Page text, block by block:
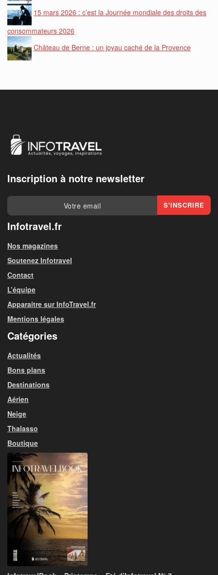
15 mars 2026 : c’est la Journée mondiale des droits des
consommateurs 2026
Château de Berne : un joyau caché de la Provence
Inscription à notre newsletter
Infotravel.fr
Nos magazines
Soutenez Infotravel
Contact
L’équipe
Apparaitre sur InfoTravel.fr
Mentions légales
Catégories
Actualités
Bons plans
Destinations
Aérien
Neige
Thalasso
Boutique